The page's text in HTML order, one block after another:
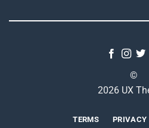
©
2026 UX
TERMS PRIVACY